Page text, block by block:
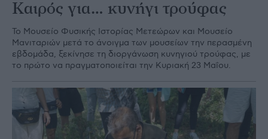
Kαιρός για… κυνήγι τρούφας
Το Μουσείο Φυσικής Ιστορίας Μετεώρων και Μουσείο
Μανιταριών μετά το άνοιγμα των μουσείων την περασμένη
εβδομάδα, ξεκίνησε τη διοργάνωση κυνηγιού τρούφας, με
το πρώτο να πραγματοποιείται την Κυριακή 23 Μαΐου.